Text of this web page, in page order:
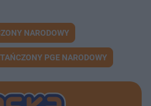
NARODOWY
PGE NARODOWY